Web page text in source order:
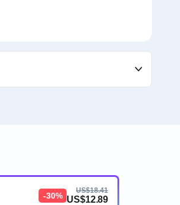
-30%
US$18.41
US$12.89